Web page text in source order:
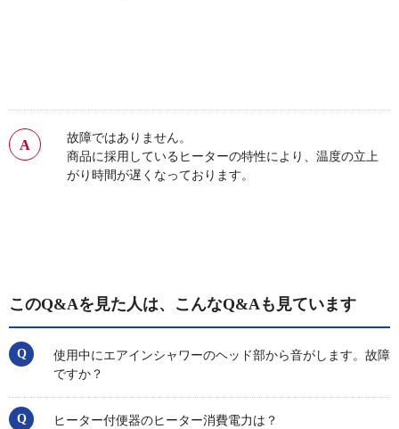
故障ではありません。
商品に採用しているヒーターの特性により、温度の立上
がり時間が遅くなっております。
このQ&Aを見た人は、こんなQ&Aも見ています
使用中にエアインシャワーのヘッド部から音がします。故障
ですか？
ヒーター付便器のヒーター消費電力は？